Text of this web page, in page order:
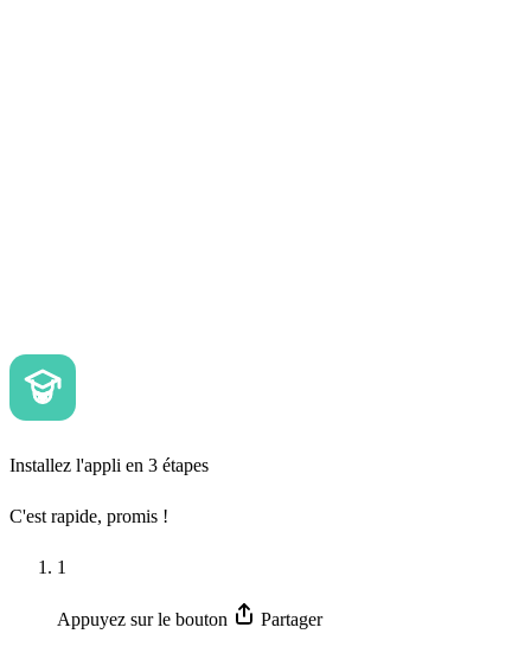
Installez l'appli en 3 étapes
C'est rapide, promis !
1
Appuyez sur le bouton Partager